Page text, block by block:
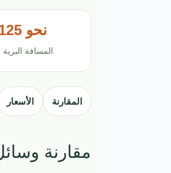
نحو 125 كم
المسافة البرية
المقارنة الأسعار
مقارنة